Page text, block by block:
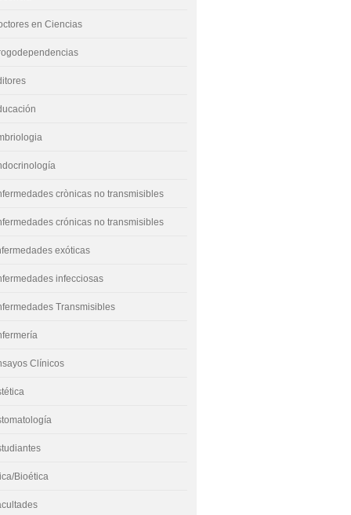
en Ciencias
crònicas no transmisibles
crónicas no transmisibles
exóticas
infecciosas
Transmisibles
Clínicos
Bioética